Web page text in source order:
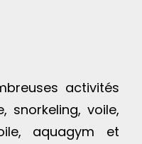
activités
snorkeling, voile,
aquagym et